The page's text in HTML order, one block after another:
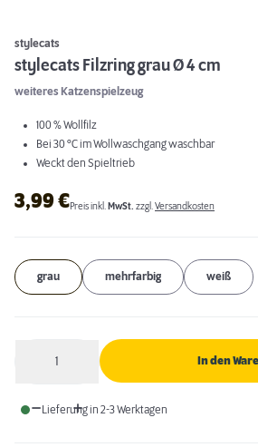
stylecats
stylecats Filzring grau Ø 4 cm
weiteres Katzenspielzeug
100 % Wollfilz
Bei 30 °C im Wollwaschgang waschbar
Weckt den Spieltrieb
3,99€Preis inkl. MwSt. zzgl.Versandkosten
grau mehrfarbig weiß
1 In den
Lieferung in 2-3 Werktagen